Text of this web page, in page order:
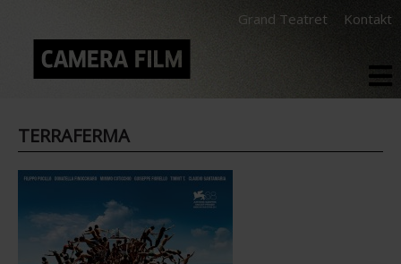
Grand Teatret Kontakt
TERRAFERMA